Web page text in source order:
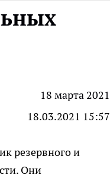
18 марта 2021
18.03.2021 15:57
резервного и
Они